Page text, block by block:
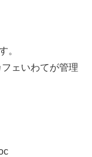
。
ェいわてが管理